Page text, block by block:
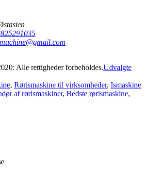
Alle rettigheder forbeholdes.Udvalgte
, Rørismaskine til virksomheder, Ismaskine
af rørismaskiner, Bedste rørismaskine,